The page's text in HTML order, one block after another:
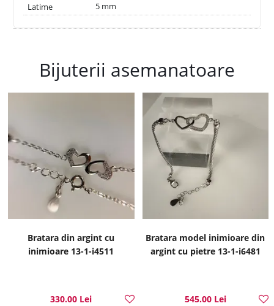
Latime
5 mm
Bijuterii asemanatoare
Bratara din argint cu
inimioare 13-1-i4511
330.00 Lei
Bratara model inimioare din
argint cu pietre 13-1-i6481
545.00 Lei